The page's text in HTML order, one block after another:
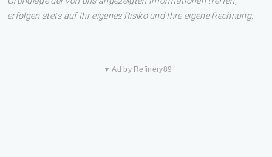
erfolgen stets auf Ihr eigenes Risiko und Ihre eigene Rechnung.
▼ Ad by Refinery89